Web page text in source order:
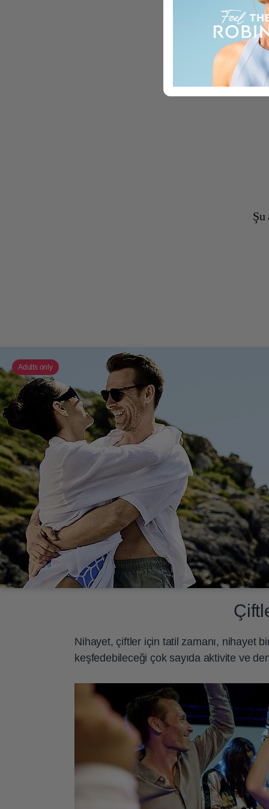
Kış
Şu
Adults only
Nihayet, çiftler için tatil zamanı, nihayet
keşfedebileceği çok sayıda aktivite ve